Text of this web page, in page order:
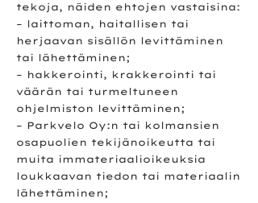
tekoja, näiden ehtojen vastaisina:
– laittoman, haitallisen tai
herjaavan sisällön levittäminen
tai lähettäminen;
– hakkerointi, krakkerointi tai
väärän tai turmeltuneen
ohjelmiston levittäminen;
– Parkvelo Oy:n tai kolmansien
osapuolien tekijänoikeutta tai
muita immateriaalioikeuksia
loukkaavan tiedon tai materiaalin
lähettäminen;